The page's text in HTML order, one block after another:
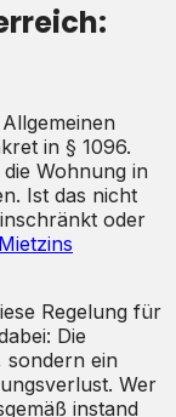
in § 1096.
Wohnung in
Ist das nicht
oder
Mietzins
Regelung für
Die
sondern ein
Wer
instand